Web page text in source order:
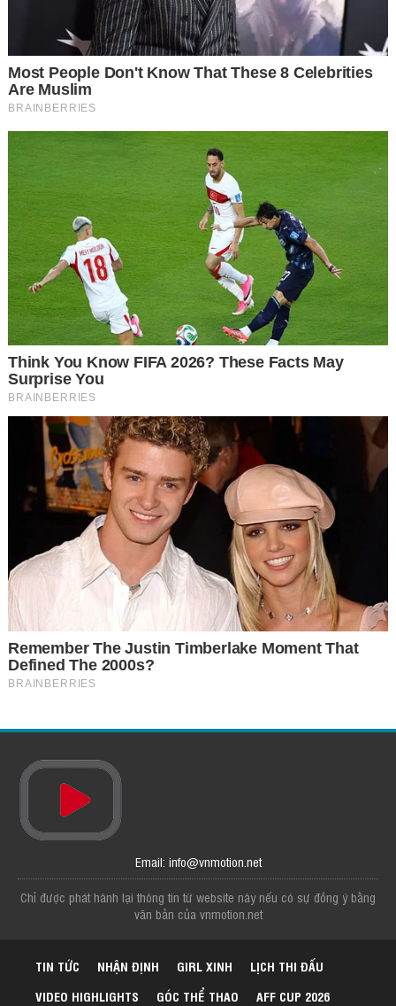
Email: info@vnmotion.net
Chỉ được phát hành lại thông tin từ website này nếu có sự đồng ý bằng
văn bản của vnmotion.net
TIN TỨC NHẬN ĐỊNH GIRL XINH
LỊCH THI ĐẤU
VIDEO HIGHLIGHTS
GÓC THỂ THAO AFF CUP 2026